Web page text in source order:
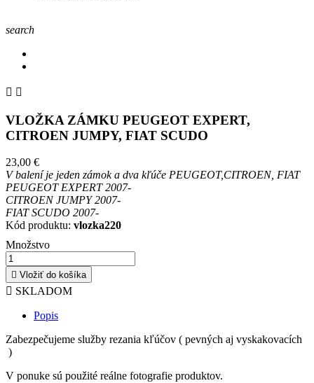
search
 
VLOŽKA ZÁMKU PEUGEOT EXPERT,
CITROEN JUMPY, FIAT SCUDO
23,00 €
V balení je jeden zámok a dva kľúče PEUGEOT,CITROEN, FIAT
PEUGEOT EXPERT 2007-
CITROEN JUMPY 2007-
FIAT SCUDO 2007-
Kód produktu: vlozka220
Množstvo
 Vložiť do košíka
 SKLADOM
Popis
Zabezpečujeme služby rezania kľúčov ( pevných aj vyskakovacích
)
V ponuke sú použité reálne fotografie produktov.